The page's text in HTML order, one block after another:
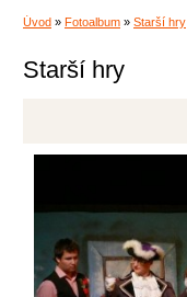
Úvod » Fotoalbum » Starší hry
Starší hry